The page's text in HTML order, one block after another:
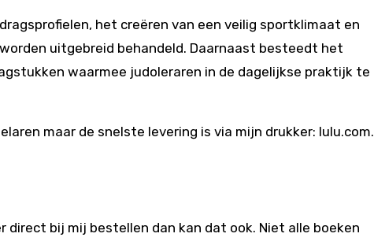
het creëren van een veilig sportklimaat en
uitgebreid behandeld. Daarnaast besteedt het
waarmee judoleraren in de dagelijkse praktijk te
maar de snelste levering is via mijn drukker: lulu.com.
direct bij mij bestellen dan kan dat ook. Niet alle boeken